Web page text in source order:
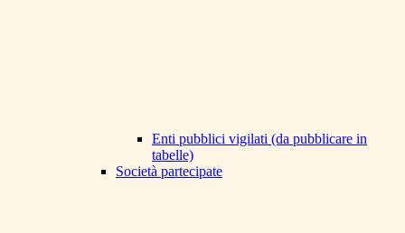
Enti pubblici vigilati (da pubblicare in
tabelle)
Società partecipate